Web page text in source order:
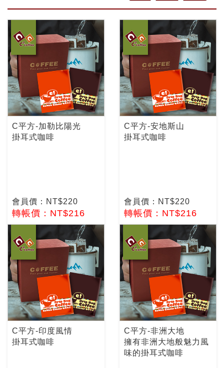
C平方-加勒比陽光
掛耳式咖啡
會員價：NT$220
轉帳價：NT$216
C平方-安地斯山
掛耳式咖啡
會員價：NT$220
轉帳價：NT$216
C平方-印度風情
掛耳式咖啡
C平方-非洲大地
擁有非洲大地般魅力風
味的掛耳式咖啡